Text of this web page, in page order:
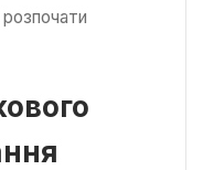
розпочати